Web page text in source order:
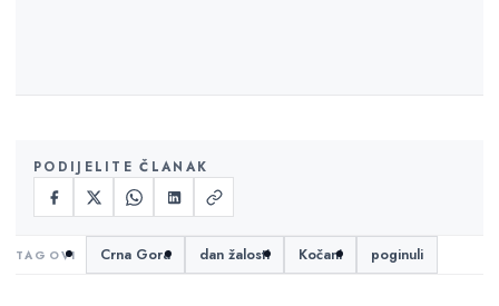
PODIJELITE ČLANAK
Crna Gora dan žalosti Kočani poginuli